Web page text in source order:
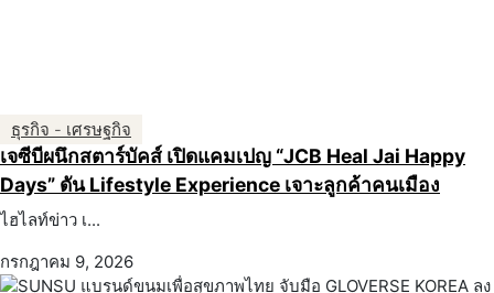
ธุรกิจ - เศรษฐกิจ
เจซีบีผนึกสตาร์บัคส์ เปิดแคมเปญ “JCB Heal Jai Happy
Days” ดัน Lifestyle Experience เจาะลูกค้าคนเมือง
ไฮไลท์ข่าว เ...
กรกฎาคม 9, 2026